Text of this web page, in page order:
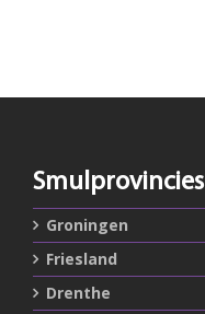
Smulprovincies
Groningen
Friesland
Drenthe